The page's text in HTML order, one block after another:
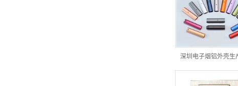
深圳电子烟铝外壳生